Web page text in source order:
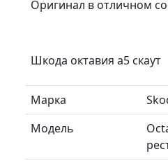
Оригинал в отличном
Шкода октавия а5 скаут
Марка
Модель